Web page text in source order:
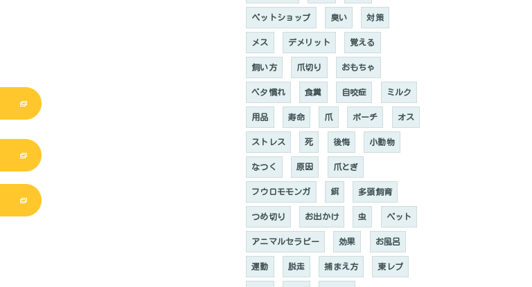
ペットショップ 臭い 対策
メス デメリット 覚える
飼い方 爪切り おもちゃ
ベタ慣れ 食糞 自咬症 ミルク
用品 寿命 爪 ポーチ オス
ストレス 死 後悔 小動物
なつく 原因 爪とぎ
フウロモモンガ 餌 多頭飼育
つめ切り お出かけ 虫 ペット
アニマルセラピー 効果 お風呂
運動 脱走 捕まえ方 東レプ